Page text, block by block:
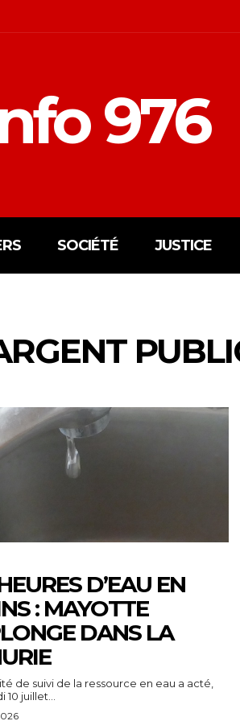
976
SOCIÉTÉ JUSTICE
D’EAU EN
: MAYOTTE
DANS LA
de suivi de la ressource en eau a acté,
juillet...